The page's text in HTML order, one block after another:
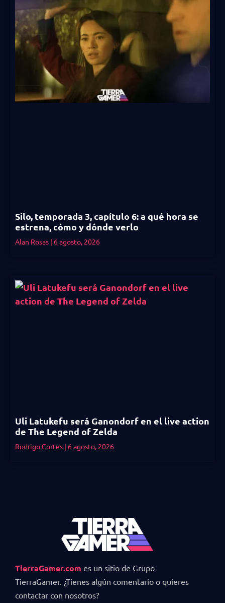
Silo, temporada 3, capítulo 6: a qué hora se
estrena, cómo y dónde verlo
Alan Rosas 6 agosto, 2026
Uli Latukefu será Ganondorf en el live action
de The Legend of Zelda
Rodrigo Cortes 6 agosto, 2026
TierraGamer.com es un sitio de Grupo
TierraGamer. ¿Tienes algún comentario o quieres
contactar con nosotros?